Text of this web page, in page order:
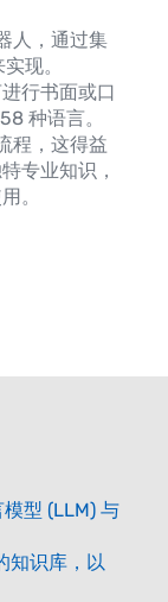
人，通过集
现。
行书面或口
种语言。
程，这得益
专业知识，
。
型 (LLM) 与
知识库，以